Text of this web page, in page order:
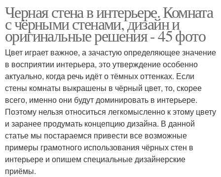
Черная стена в интерьере. Комната
с чёрными стенами, дизайн и
оригинальные решения - 45 фото
Цвет играет важное, а зачастую определяющее значение
в восприятии интерьера, это утверждение особенно
актуально, когда речь идёт о тёмных оттенках. Если
стены комнаты выкрашены в чёрный цвет, то, скорее
всего, именно они будут доминировать в интерьере.
Поэтому нельзя относиться легкомысленно к этому цвету
и заранее продумать концепцию дизайна. В данной
статье мы постараемся привести все возможные
примеры грамотного использования чёрных стен в
интерьере и опишем специальные дизайнерские
приёмы.